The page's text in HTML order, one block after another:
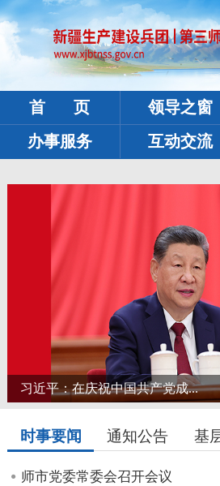
首 页 领导之窗
办事服务
互动交流
习近平：在庆祝中国共产党成...
时事要闻 通知公告 基
师市党委常委会召开会议